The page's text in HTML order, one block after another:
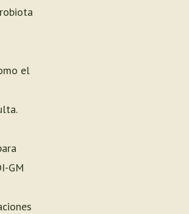
el
GM